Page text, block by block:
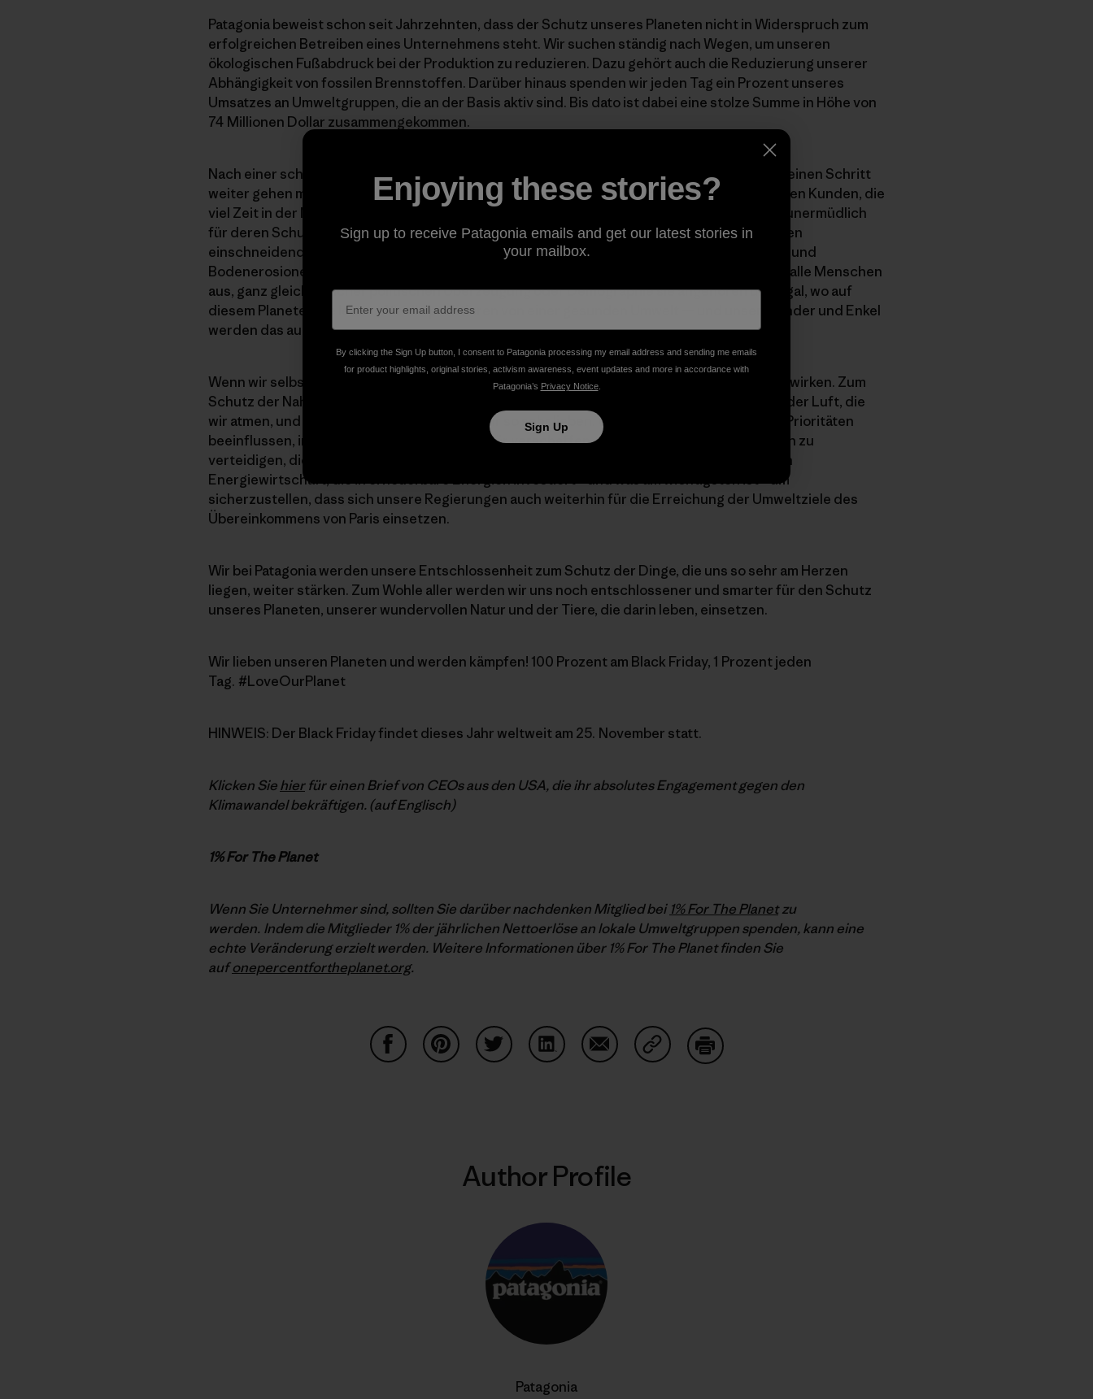
Patagonia beweist schon seit Jahrzehnten, dass der Schutz unseres Planeten nicht in Widerspruch zum
erfolgreichen Betreiben eines Unternehmens steht. Wir suchen ständig nach Wegen, um unseren
ökologischen Fußabdruck bei der Produktion zu reduzieren. Dazu gehört auch die Reduzierung unserer
Abhängigkeit von fossilen Brennstoffen. Darüber hinaus spenden wir jeden Tag ein Prozent unseres
Umsatzes an Umweltgruppen, die an der Basis aktiv sind. Bis dato ist dabei eine stolze Summe in Höhe von
74 Millionen Dollar zusammengekommen.
Nach einer schwierigen und kontroversen Zeit hatten wir jedoch das Gefühl, dass wir noch einen Schritt
weiter gehen müssen. Und das können wir am besten tun, indem wir unsere umweltbewussten Kunden, die
viel Zeit in der Natur verbringen, mit den Leuten zusammenbringen, die sich tagtäglich und unermüdlich
für deren Schutz einsetzen. Denn eines ist klar: Wenn wir nicht entschieden handeln, werden
einschneidende Klimaveränderungen, Wasser- und Luftverschmutzung, das Artensterben und
Bodenerosionen die sichere Folge sein. Die Bedrohungen unseres Planeten wirken sich auf alle Menschen
aus, ganz gleich, welcher politischen Überzeugung oder Demographie sie angehören und egal, wo auf
diesem Planeten sie leben. Wir alle profitieren von einer gesunden Umwelt — und unsere Kinder und Enkel
werden das auch.
Wenn wir selbst in unseren Gemeinden aktiv werden, können wir Veränderungen vor Ort bewirken. Zum
Schutz der Nahrungsmittel, die wir und unsere Kinder essen, des Wassers, das wir trinken, der Luft, die
wir atmen, und der wundervollen Natur, die wir so sehr lieben. Wir können auch die globalen Prioritäten
beeinflussen, indem wir unserer Stimme Gehör verschaffen, um Politiken und Regulierungen zu
verteidigen, die der Reduzierung von CO2-Emissionen dienen, zum Aufbau einer modernen
Energiewirtschaft, die in erneuerbare Energien investiert – und was am wichtigsten ist – um
sicherzustellen, dass sich unsere Regierungen auch weiterhin für die Erreichung der Umweltziele des
Übereinkommens von Paris einsetzen.
Wir bei Patagonia werden unsere Entschlossenheit zum Schutz der Dinge, die uns so sehr am Herzen
liegen, weiter stärken. Zum Wohle aller werden wir uns noch entschlossener und smarter für den Schutz
unseres Planeten, unserer wundervollen Natur und der Tiere, die darin leben, einsetzen.
Wir lieben unseren Planeten und werden kämpfen! 100 Prozent am Black Friday, 1 Prozent jeden
Tag. #LoveOurPlanet
HINWEIS: Der Black Friday findet dieses Jahr weltweit am 25. November statt.
Klicken Siehierfür einen Brief von CEOs aus den USA, die ihr absolutes Engagement gegen den
Klimawandel bekräftigen. (auf Englisch)
1% For The Planet
Wenn Sie Unternehmer sind, sollten Sie darüber nachdenken Mitglied bei 1% For The Planetzu
werden. Indem die Mitglieder 1% der jährlichen Nettoerlöse an lokale Umweltgruppen spenden, kann eine
echte Veränderung erzielt werden. Weitere Informationen über 1% For The Planet finden Sie
aufonepercentfortheplanet.org.
Author Profile
Patagonia
Enjoying these stories?
Sign up to receive Patagonia emails and get our latest stories in
your mailbox.
By clicking the Sign Up button, I consent to Patagonia processing my email address and sending me emails
for product highlights, original stories, activism awareness, event updates and more in accordance with
Patagonia’s Privacy Notice.
Sign Up